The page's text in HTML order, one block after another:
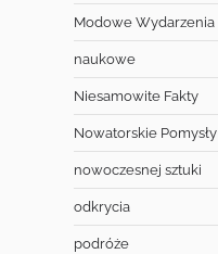
Modowe Wydarzenia
naukowe
Niesamowite Fakty
Nowatorskie Pomysły
nowoczesnej sztuki
odkrycia
podróże